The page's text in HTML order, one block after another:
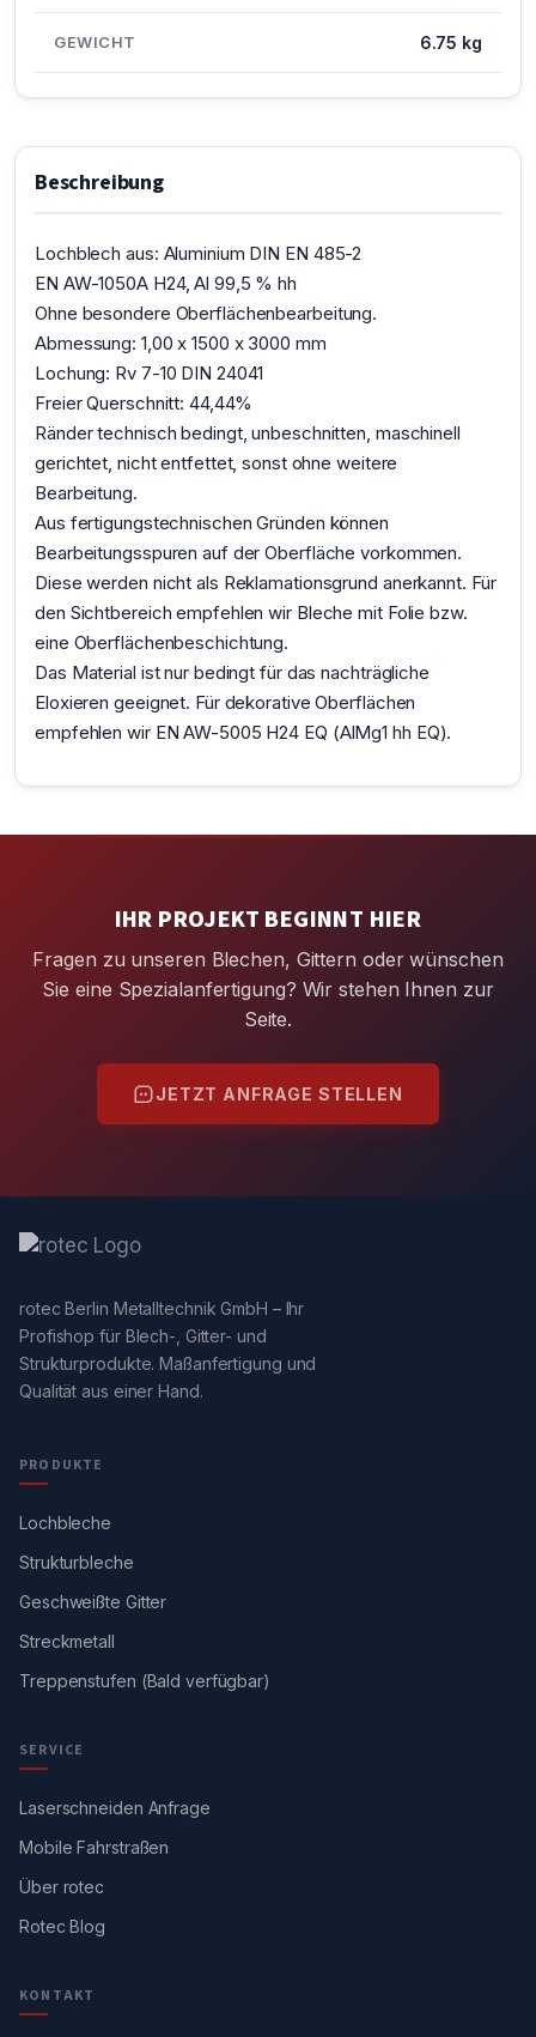
GEWICHT 6.75 kg
Beschreibung
Lochblech aus: Aluminium DIN EN 485-2
EN AW-1050A H24, Al 99,5 % hh
Ohne besondere Oberflächenbearbeitung.
Abmessung: 1,00 x 1500 x 3000 mm
Lochung: Rv 7-10 DIN 24041
Freier Querschnitt: 44,44%
Ränder technisch bedingt, unbeschnitten, maschinell
gerichtet, nicht entfettet, sonst ohne weitere
Bearbeitung.
Aus fertigungstechnischen Gründen können
Bearbeitungsspuren auf der Oberfläche vorkommen.
Diese werden nicht als Reklamationsgrund anerkannt. Für
den Sichtbereich empfehlen wir Bleche mit Folie bzw.
eine Oberflächenbeschichtung.
Das Material ist nur bedingt für das nachträgliche
Eloxieren geeignet. Für dekorative Oberflächen
empfehlen wir EN AW-5005 H24 EQ (AlMg1 hh EQ).
IHR PROJEKT BEGINNT HIER
Fragen zu unseren Blechen, Gittern oder wünschen
Sie eine Spezialanfertigung? Wir stehen Ihnen zur
Seite.
JETZT ANFRAGE STELLEN
rotec Berlin Metalltechnik GmbH – Ihr
Profishop für Blech-, Gitter- und
Strukturprodukte. Maßanfertigung und
Qualität aus einer Hand.
PRODUKTE
Lochbleche
Strukturbleche
Geschweißte Gitter
Streckmetall
Treppenstufen (Bald verfügbar)
SERVICE
Laserschneiden Anfrage
Mobile Fahrstraßen
Über rotec
Rotec Blog
KONTAKT